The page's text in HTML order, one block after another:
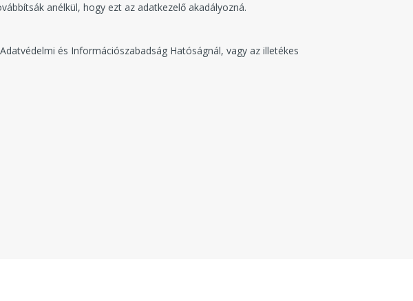
anélkül, hogy ezt az adatkezelő akadályozná.
és Információszabadság Hatóságnál, vagy az illetékes